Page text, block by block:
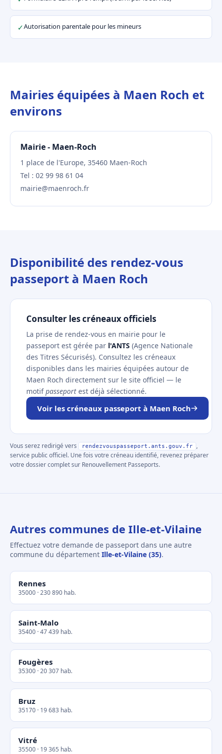
✓Autorisation parentale pour les mineurs
Mairies équipées à Maen Roch et
environs
Mairie - Maen-Roch
1 place de l'Europe, 35460 Maen-Roch
Tel : 02 99 98 61 04
mairie@maenroch.fr
Disponibilité des rendez-vous
passeport à Maen Roch
Consulter les créneaux officiels
La prise de rendez-vous en mairie pour le
passeport est gérée par l'ANTS (Agence Nationale
des Titres Sécurisés). Consultez les créneaux
disponibles dans les mairies équipées autour de
Maen Roch directement sur le site officiel — le
motifpasseport est déjà sélectionné.
Voir les créneaux passeport à Maen Roch
Vous serez redirigé vers rendezvouspasseport.ants.gouv.fr
,
service public officiel. Une fois votre créneau identifié, revenez préparer
votre dossier complet sur Renouvellement Passeports.
Autres communes de Ille-et-Vilaine
Effectuez votre demande de passeport dans une autre
commune du département Ille-et-Vilaine (35).
Rennes
35000 · 230 890 hab.
Saint-Malo
35400 · 47 439 hab.
Fougères
35300 · 20 307 hab.
Bruz
35170 · 19 683 hab.
Vitré
35500 · 19 365 hab.